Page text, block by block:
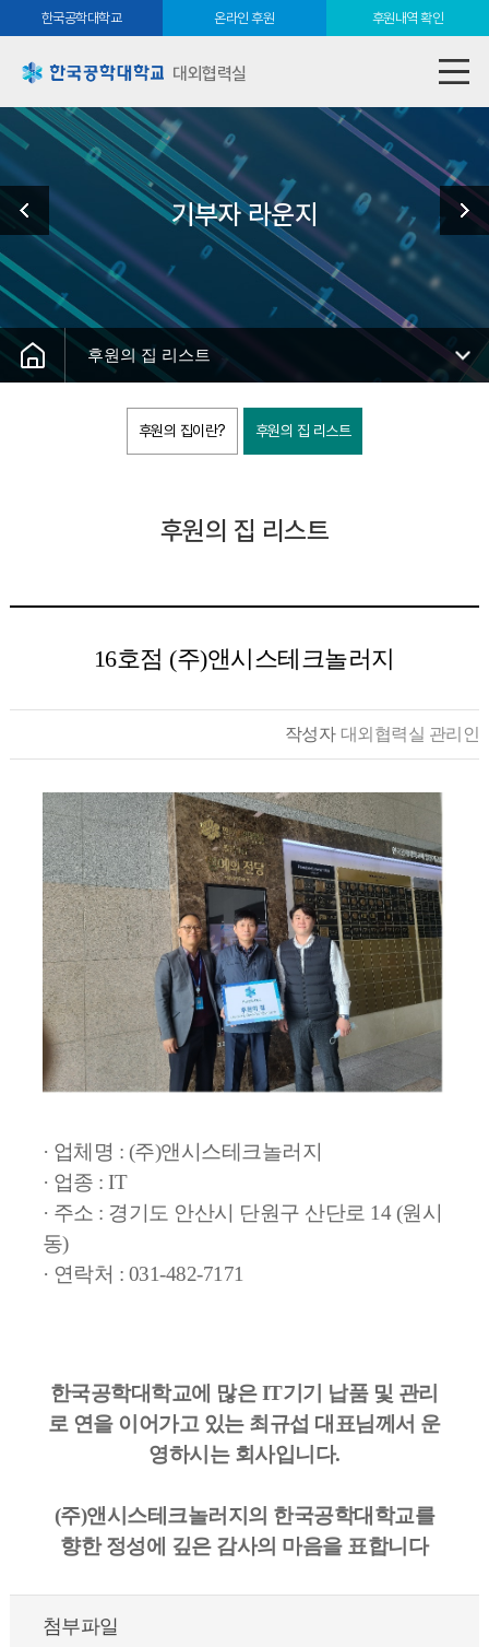
한국공학대학교 온라인 후원 후원내역 확인
대외협력실
기부자 라운지
후원의 집 리스트
후원의 집이란? 후원의 집 리스트
후원의 집 리스트
16호점 (주)앤시스테크놀러지
작성자 대외협력실 관리인
· 업체명 : (주)앤시스테크놀러지
· 업종 : IT
· 주소 : 경기도 안산시 단원구 산단로 14 (원시
동)
· 연락처 : 031-482-7171
한국공학대학교에 많은 IT기기 납품 및 관리
로 연을 이어가고 있는 최규섭 대표님께서 운
영하시는 회사입니다.
(주)앤시스테크놀러지의 한국공학대학교를
향한 정성에 깊은 감사의 마음을 표합니다
첨부파일